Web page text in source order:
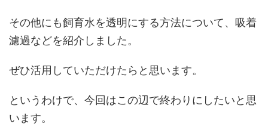
その他にも飼育水を透明にする方法について、吸着
濾過などを紹介しました。
ぜひ活用していただけたらと思います。
というわけで、今回はこの辺で終わりにしたいと思
います。